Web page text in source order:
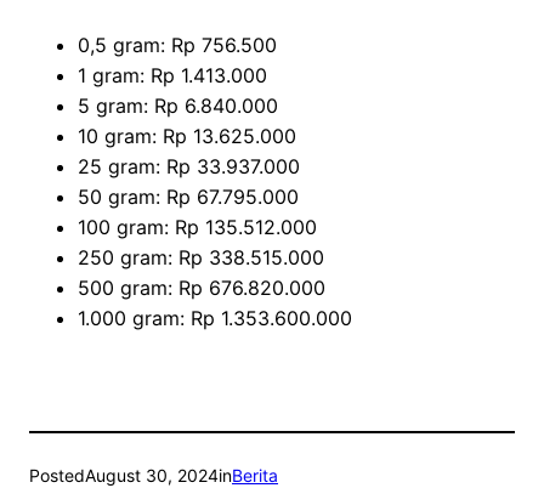
0,5 gram: Rp 756.500
1 gram: Rp 1.413.000
5 gram: Rp 6.840.000
10 gram: Rp 13.625.000
25 gram: Rp 33.937.000
50 gram: Rp 67.795.000
100 gram: Rp 135.512.000
250 gram: Rp 338.515.000
500 gram: Rp 676.820.000
1.000 gram: Rp 1.353.600.000
PostedAugust 30, 2024inBerita